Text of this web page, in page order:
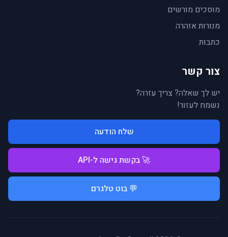
מוסכים מורשים
מנורות אזהרה
כתבות
צור קשר
יש לך שאלה? צריך עזרה?
נשמח לעזור!
שלח הודעה
🚀 בקשת גישה ל-API
💬 בוט טלגרם